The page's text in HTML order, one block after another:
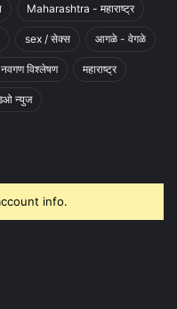
Maharashtra - महाराष्ट्र
sex / सेक्स आगळे - वेगळे
नवगण विश्लेषण महाराष्ट्र
न्युज
info.